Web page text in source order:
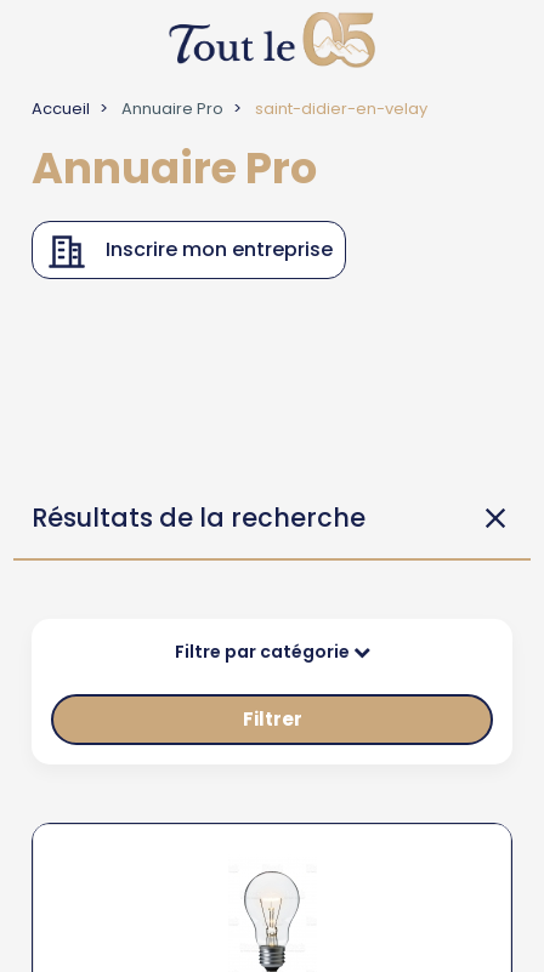
Accueil Annuaire Pro saint-didier-en-velay
Annuaire Pro
Inscrire mon entreprise
Résultats de la recherche
Filtre par catégorie
Filtrer